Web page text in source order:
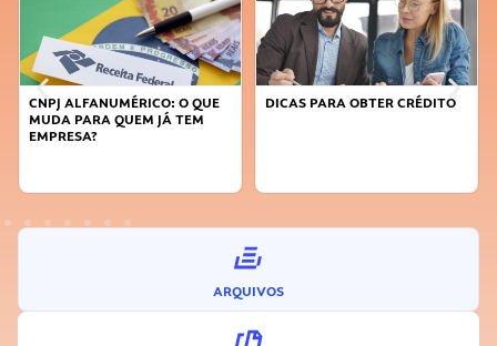
DICAS PARA OBTER CRÉDITO
FAÇA A DIFERENÇA: SEJA
ARQUIVOS